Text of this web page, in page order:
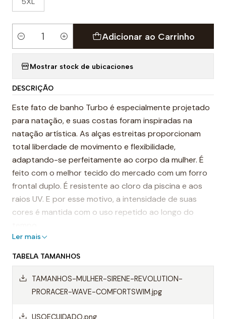
Quantidade
Adicionar ao Carrinho
Mostrar stock de ubicaciones
DESCRIÇÃO
Este fato de banho Turbo é especialmente projetado
para natação, e suas costas foram inspiradas na
natação artística. As alças estreitas proporcionam
total liberdade de movimento e flexibilidade,
adaptando-se perfeitamente ao corpo da mulher. É
feito com o melhor tecido do mercado com um forro
frontal duplo. É resistente ao cloro da piscina e aos
raios UV. E por esse motivo, a intensidade de suas
cores é mantida com o uso repetido ao longo do
resistentes do mundo.
Destaques:
Ler mais
TABELA TAMANHOS
TAMANHOS-MULHER-SIRENE-REVOLUTION-
PRORACER-WAVE-COMFORTSWIM.jpg
USOECUIDADO.png